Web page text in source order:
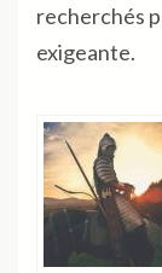
recherchés
exigeante.